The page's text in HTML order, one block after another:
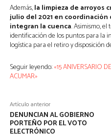
Además,la limpieza de arroyos
julio del 2021 en
integran la cuenca. Asimismo,
identificación de los puntos para la
logística para el retiro y disposición
Seguir leyendo:«15 ANIVERSARIO
ACUMAR»
Artículo anterior
DENUNCIAN AL GOBIERNO
PORTEÑO POR EL VOTO
ELECTRÓNICO